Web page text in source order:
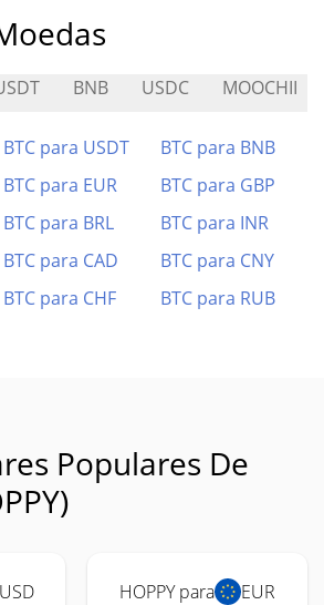
BNB USDC MOOCHII
BTC para USDT
BTC para BNB
BTC para EUR
BTC para GBP
BTC para BRL
BTC para INR
BTC para CAD
BTC para CNY
BTC para CHF BTC para RUB
Populares De
HOPPY para EUR